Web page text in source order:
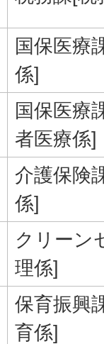
国保医療
係]
国保医療
者医療係]
介護保険
係]
クリーン
理係]
保育振興
育係]